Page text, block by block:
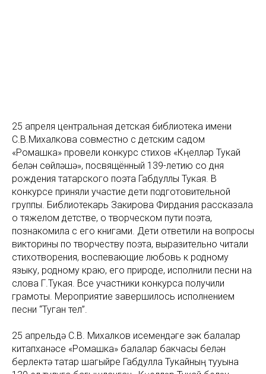
25 апреля центральная детская библиотека имени
С.В.Михалкова совместно с детским садом
«Ромашка» провели конкурс стихов «Күңелләр Тукай
белән сөйләшә», посвящённый 139-летию со дня
рождения татарского поэта Габдуллы Тукая. В
конкурсе приняли участие дети подготовительной
группы. Библиотекарь Закирова Фирдания рассказала
о тяжелом детстве, о творческом пути поэта,
познакомила с его книгами. Дети ответили на вопросы
викторины по творчеству поэта, выразительно читали
стихотворения, воспевающие любовь к родному
языку, родному краю, его природе, исполнили песни на
слова Г.Тукая. Все участники конкурса получили
грамоты. Мероприятие завершилось исполнением
песни “Туган тел”.
25 апрельдә С.В. Михалков исемендәге үзәк балалар
китапханәсе «Ромашка» балалар бакчасы белән
берлектә татар шагыйре Габдулла Тукайның тууына